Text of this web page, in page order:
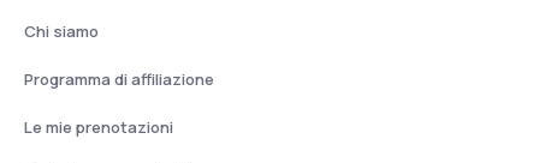
Chi siamo
Programma di affiliazione
Le mie prenotazioni